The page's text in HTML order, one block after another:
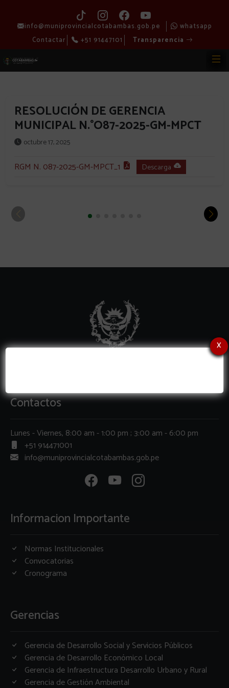
info@muniprovincialcotabambas.gob.pe
whatsapp
Contactar
+51 91447101 Transparencia
RESOLUCIÓN DE GERENCIA
MUNICIPAL N.°O87-2025-GM-MPCT
octubre 17, 2025
RGM N. 087-2025-GM-MPCT_1 Descarga
x
Contactos
Lunes - Viernes, 8:00 am - 1:00 pm ; 3:00 am - 6:00 pm
+51 914471001
info@muniprovincialcotabambas.gob.pe
Informacion Importante
Normas Institucionales
Convocatorias
Cronograma
Gerencias
Gerencia de Desarrollo Social y Servicios Públicos
Gerencia de Desarrollo Económico Local
Gerencia de Infraestructura Desarrollo Urbano y Rural
Gerencia de Gestión Ambiental